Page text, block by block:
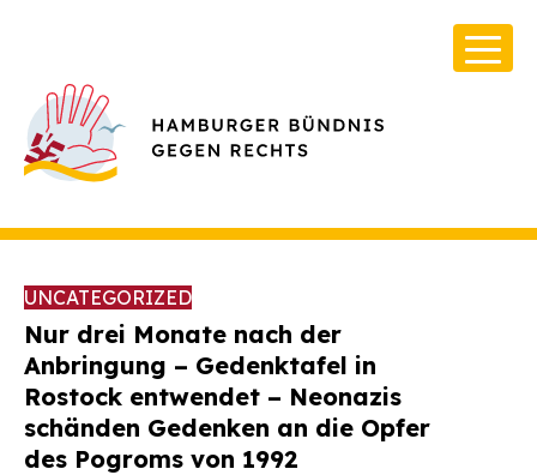
Über Uns
Infos & Broschüren
UNCATEGORIZED
Nur drei Monate nach der
Anbringung – Gedenktafel in
Rostock entwendet – Neonazis
schänden Gedenken an die Opfer
des Pogroms von 1992